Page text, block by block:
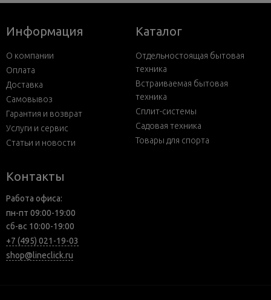
Информация
О компании
Оплата
Доставка
Самовывоз
Гарантия и возврат
Услуги и сервис
Статьи и новости
Каталог
Отдельностоящая бытовая
техника
Встраиваемая бытовая
техника
Сплит-системы
Садовая техника
Товары для спорта
Контакты
Работа офиса:
пн-пт 09:00-19:00
сб-вс 10:00-19:00
+7 (495) 021-19-03
shop@lineclick.ru